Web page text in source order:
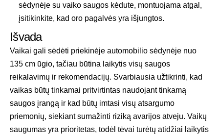
sėdynėje su vaiko saugos kėdute, montuojama atgal,
įsitikinkite, kad oro pagalvės yra išjungtos.
Išvada
Vaikai gali sėdėti priekinėje automobilio sėdynėje nuo
135 cm ūgio, tačiau būtina laikytis visų saugos
reikalavimų ir rekomendacijų. Svarbiausia užtikrinti, kad
vaikas būtų tinkamai pritvirtintas naudojant tinkamą
saugos įrangą ir kad būtų imtasi visų atsargumo
priemonių, siekiant sumažinti riziką avarijos atveju. Vaikų
saugumas yra prioritetas, todėl tėvai turėtų atidžiai laikytis